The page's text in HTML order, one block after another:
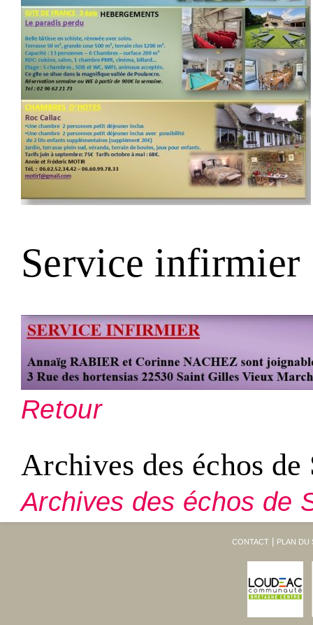
Service infirmier
Retour
Archives des échos
Archives des échos de
CONTACT PLAN DU